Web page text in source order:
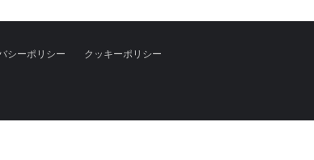
シーポリシー クッキーポリシー